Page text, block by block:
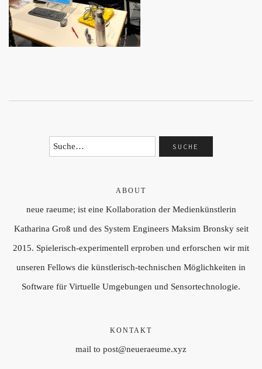
ABOUT
neue raeume; ist eine Kollaboration der Medienkünstlerin
Katharina Groß und des System Engineers Maksim Bronsky seit
2015. Spielerisch-experimentell erproben und erforschen wir mit
unseren Fellows die künstlerisch-technischen Möglichkeiten in
Software für Virtuelle Umgebungen und Sensortechnologie.
KONTAKT
mail to post@neueraeume.xyz